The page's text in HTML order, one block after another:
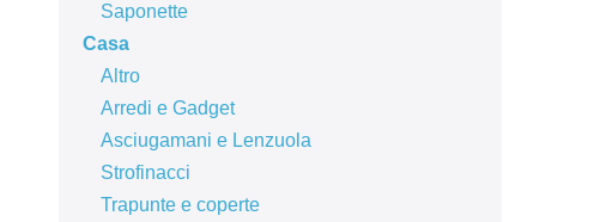
Saponette
Casa
Altro
Arredi e Gadget
Asciugamani e Lenzuola
Strofinacci
Trapunte e coperte